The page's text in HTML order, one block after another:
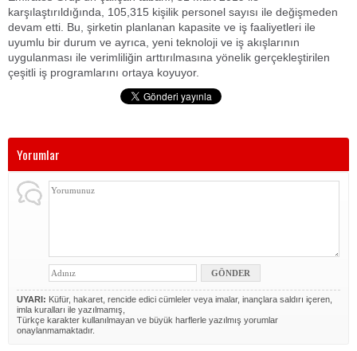
karşılaştırıldığında, 105,315 kişilik personel sayısı ile değişmeden
devam etti. Bu, şirketin planlanan kapasite ve iş faaliyetleri ile
uyumlu bir durum ve ayrıca, yeni teknoloji ve iş akışlarının
uygulanması ile verimliliğin arttırılmasına yönelik gerçekleştirilen
çeşitli iş programlarını ortaya koyuyor.
Yorumlar
UYARI: Küfür, hakaret, rencide edici cümleler veya imalar, inançlara saldırı içeren,
imla kuralları ile yazılmamış,
Türkçe karakter kullanılmayan ve büyük harflerle yazılmış yorumlar
onaylanmamaktadır.